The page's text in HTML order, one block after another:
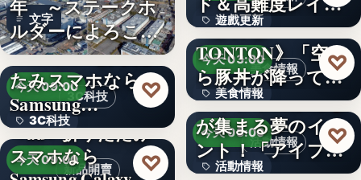
文字
年 ～ステークホ
ルダーによろこば
れる…
3C科技
今天 09:00
3C科技
文字
＜OPEN＞折りた
たみスマホなら
Samsung…
♡
新品開賣
今天 09:00
＜au＞折りたたみ
スマホなら
♡
遊戲更新
文字
を実装！新…
美食情報
今天 03:00
美食情報
文字
《豚丼屋
TONTON》「空か
ら豚丼が降ってき
た」が現実に…
♡
活動情報
今天 03:00
活動情報
アイプリのみんな
が集まる夢のイベ
ント！「アイプリ
ワールド…
♡